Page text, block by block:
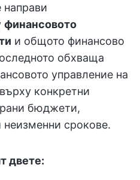
направи
финансовото
и общото финансово
обхваща
управление на
конкретни
бюджети,
неизменни срокове.
двете: